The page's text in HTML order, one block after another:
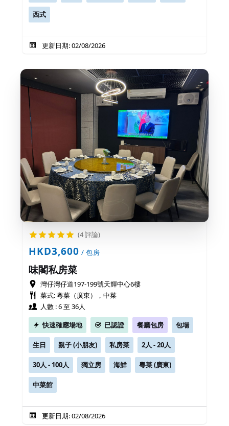
西式
更新日期: 02/08/2026
(4 評論)
HKD3,600 / 包房
味閣私房菜
灣仔灣仔道197-199號天輝中心6樓
菜式: 粵菜（廣東），中菜
人數 : 6 至 36人
快速確應場地
已認證 餐廳包房 包場
生日 親子 (小朋友) 私房菜 2人 - 20人
30人 - 100人 獨立房 海鮮 粵菜 (廣東)
中菜館
更新日期: 02/08/2026